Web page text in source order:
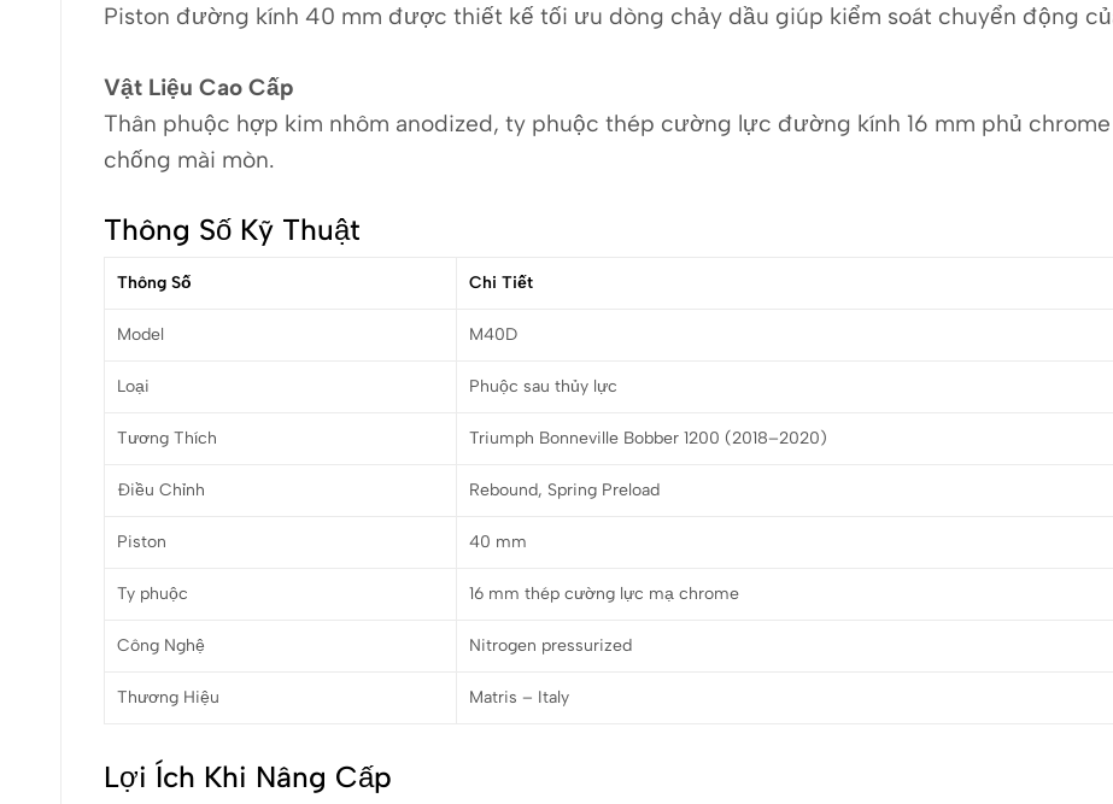
Piston đường kính 40 mm được thiết kế tối ưu dòng chảy dầu giúp kiểm soát chuyển động
Vật Liệu Cao Cấp
Thân phuộc hợp kim nhôm anodized, ty phuộc thép cường lực đường kính 16 mm phủ
chống mài mòn.
Thông Số Kỹ Thuật
Thông Số Chi Tiết
Model M40D
Loại Phuộc sau thủy lực
Tương Thích Triumph Bonneville Bobber 1200 (2018–2020)
Điều Chỉnh Rebound, Spring Preload
Piston 40 mm
Ty phuộc 16 mm thép cường lực mạ chrome
Công Nghệ Nitrogen pressurized
Thương Hiệu Matris – Italy
Lợi Ích Khi Nâng Cấp